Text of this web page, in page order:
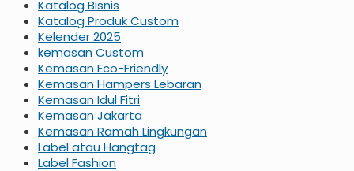
Katalog Bisnis
Katalog Produk Custom
Kelender 2025
kemasan Custom
Kemasan Eco-Friendly
Kemasan Hampers Lebaran
Kemasan Idul Fitri
Kemasan Jakarta
Kemasan Ramah Lingkungan
Label atau Hangtag
Label Fashion